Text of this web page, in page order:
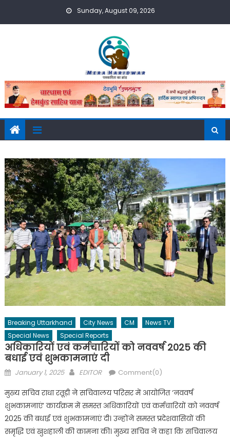
Sunday, August 09, 2026
Breaking Uttarkhand City News CM
News TV
Special News
Special Reports
अधिकारियों एवं कर्मचारियों को नववर्ष 2025 की
बधाई एवं शुभकामनाएं दी
Posted
January 1, 2025 Author
EDITOR Comment(0)
मुख्य सचिव राधा रतूड़ी ने सचिवालय परिसर में आयोजित ‘नववर्ष
शुभकामनाएं’ कार्यक्रम में समस्त अधिकारियों एवं कर्मचारियों को नववर्ष
2025 की बधाई एवं शुभकामनाएं दी। उन्होंने समस्त प्रदेशवासियों की
समृद्धि एवं खुशहाली की कामना की। मुख्य सचिव ने कहा कि सचिवालय